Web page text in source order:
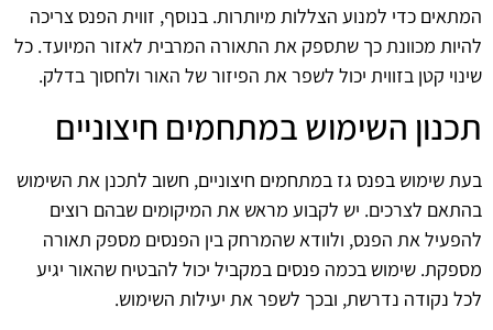
המתאים כדי למנוע הצללות מיותרות. בנוסף, זווית הפנס צריכה
להיות מכוונת כך שתספק את התאורה המרבית לאזור המיועד. כל
שינוי קטן בזווית יכול לשפר את הפיזור של האור ולחסוך בדלק.
תכנון השימוש במתחמים חיצוניים
בעת שימוש בפנס גז במתחמים חיצוניים, חשוב לתכנן את השימוש
בהתאם לצרכים. יש לקבוע מראש את המיקומים שבהם רוצים
להפעיל את הפנס, ולוודא שהמרחק בין הפנסים מספק תאורה
מספקת. שימוש בכמה פנסים במקביל יכול להבטיח שהאור יגיע
לכל נקודה נדרשת, ובכך לשפר את יעילות השימוש.